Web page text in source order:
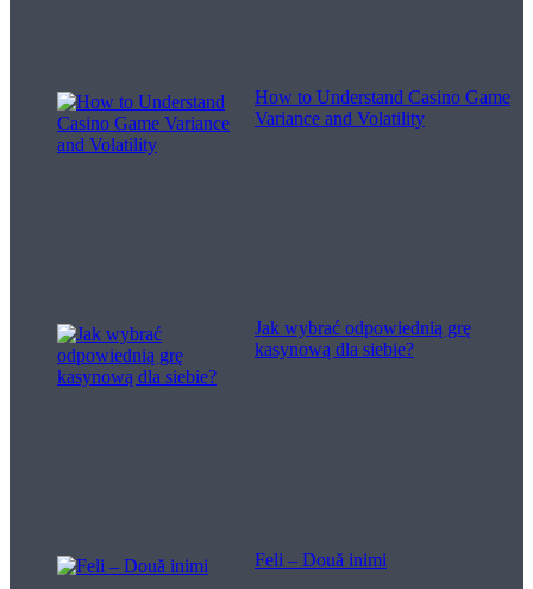
How to Understand Casino Game
Variance and Volatility
Jak wybrać odpowiednią grę
kasynową dla siebie?
Feli – Două inimi